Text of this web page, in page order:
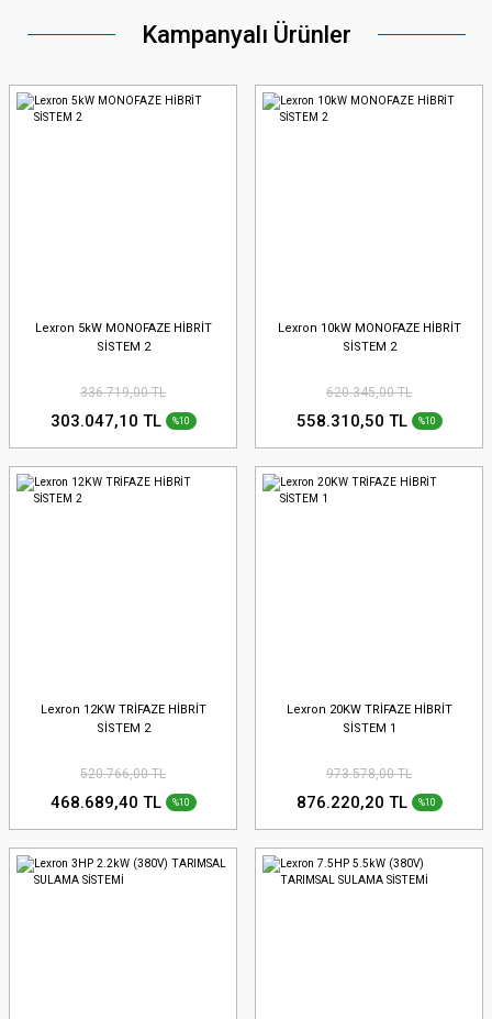
Kampanyalı Ürünler
Lexron 5kW MONOFAZE HİBRİT
SİSTEM 2
336.719,00 TL
303.047,10 TL %10
Lexron 10kW MONOFAZE HİBRİT
SİSTEM 2
620.345,00 TL
558.310,50 TL %10
Lexron 12KW TRİFAZE HİBRİT
SİSTEM 2
520.766,00 TL
468.689,40 TL %10
Lexron 20KW TRİFAZE HİBRİT
SİSTEM 1
973.578,00 TL
876.220,20 TL %10